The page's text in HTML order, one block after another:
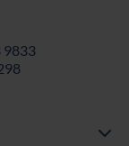
9833